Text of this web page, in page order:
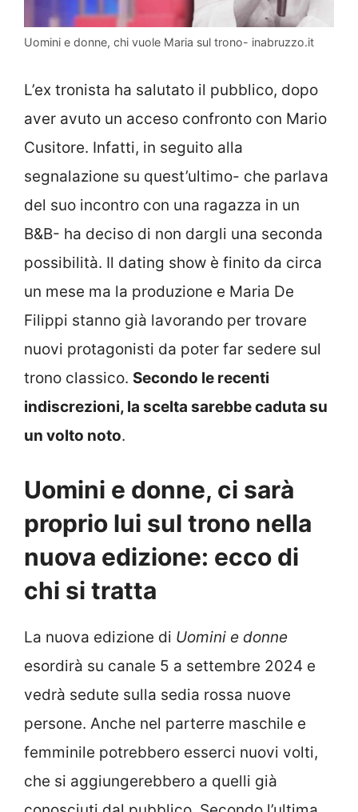
Uomini e donne, chi vuole Maria sul trono- inabruzzo.it
L’ex tronista ha salutato il pubblico, dopo
aver avuto un acceso confronto con Mario
Cusitore. Infatti, in seguito alla
segnalazione su quest’ultimo- che parlava
del suo incontro con una ragazza in un
B&B- ha deciso di non dargli una seconda
possibilità. Il dating show è finito da circa
un mese ma la produzione e Maria De
Filippi stanno già lavorando per trovare
nuovi protagonisti da poter far sedere sul
trono classico. Secondo le recenti
indiscrezioni, la scelta sarebbe caduta su
un volto noto.
Uomini e donne, ci sarà
proprio lui sul trono nella
nuova edizione: ecco di
chi si tratta
La nuova edizione di Uomini e donne
esordirà su canale 5 a settembre 2024 e
vedrà sedute sulla sedia rossa nuove
persone. Anche nel parterre maschile e
femminile potrebbero esserci nuovi volti,
che si aggiungerebbero a quelli già